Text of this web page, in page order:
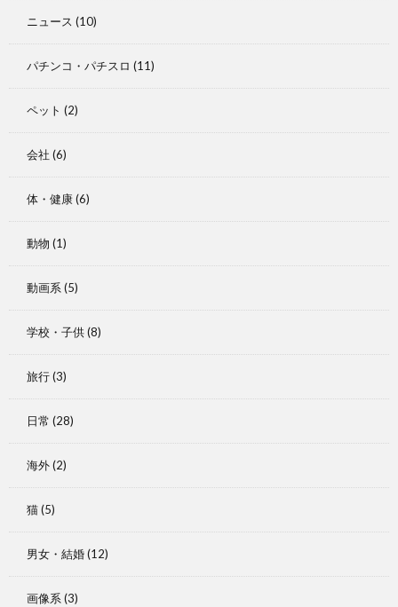
ニュース (10)
パチンコ・パチスロ (11)
ペット (2)
会社 (6)
体・健康(6)
動物 (1)
動画系(5)
学校・子供(8)
旅行(3)
日常 (28)
海外(2)
猫(5)
男女・結婚(12)
画像系(3)